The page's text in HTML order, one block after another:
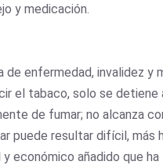
y medicación.
de enfermedad, invalidez y
el tabaco, solo se detiene
de fumar; no alcanza
puede resultar difícil, más
económico añadido que